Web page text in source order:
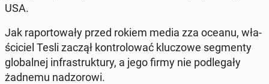
USA.
Jak ra­por­to­wa­ły przed rokiem media zza oceanu, wła­
ści­ciel Tesli zaczął kon­tro­lo­wać klu­czo­we seg­men­ty
glo­bal­nej in­fra­struk­tu­ry, a jego firmy nie pod­le­ga­ły
żadnemu nad­zo­ro­wi.